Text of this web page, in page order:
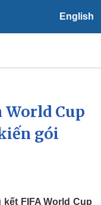
English
thời tiết
Cup
gói
FIFA World Cup